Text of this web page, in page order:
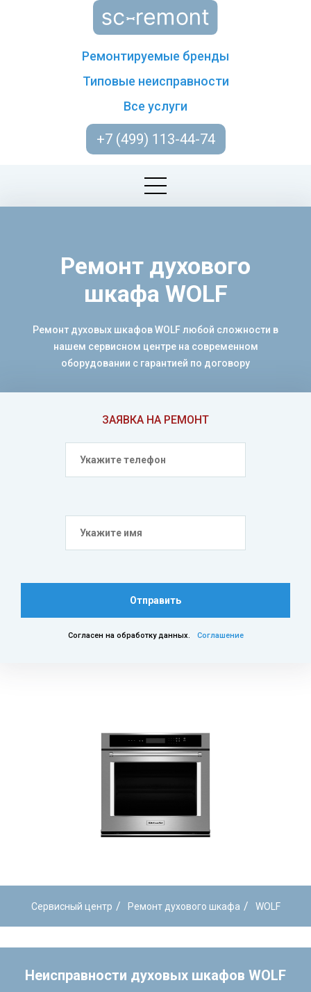
Ремонтируемые бренды
Типовые неисправности
Все услуги
+7 (499) 113-44-74
ЗАЯВКА НА РЕМОНТ
Отправить
Согласен на обработку данных. Соглашение
Ремонт духового
шкафа WOLF
Ремонт духовых шкафов WOLF любой сложности в
нашем сервисном центре на современном
оборудовании с гарантией по договору
Сервисный центр / Ремонт духового шкафа / WOLF
Неисправности духовых шкафов WOLF